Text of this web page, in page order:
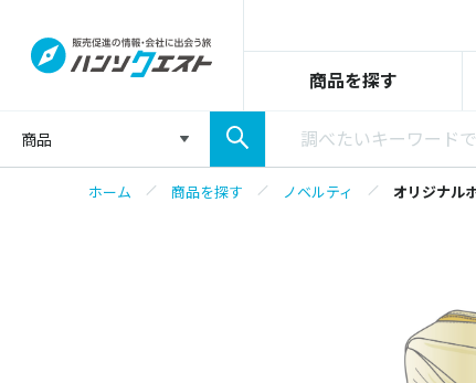
商品を探す
商品
ホーム 商品を探す ノベルティ オリジナル